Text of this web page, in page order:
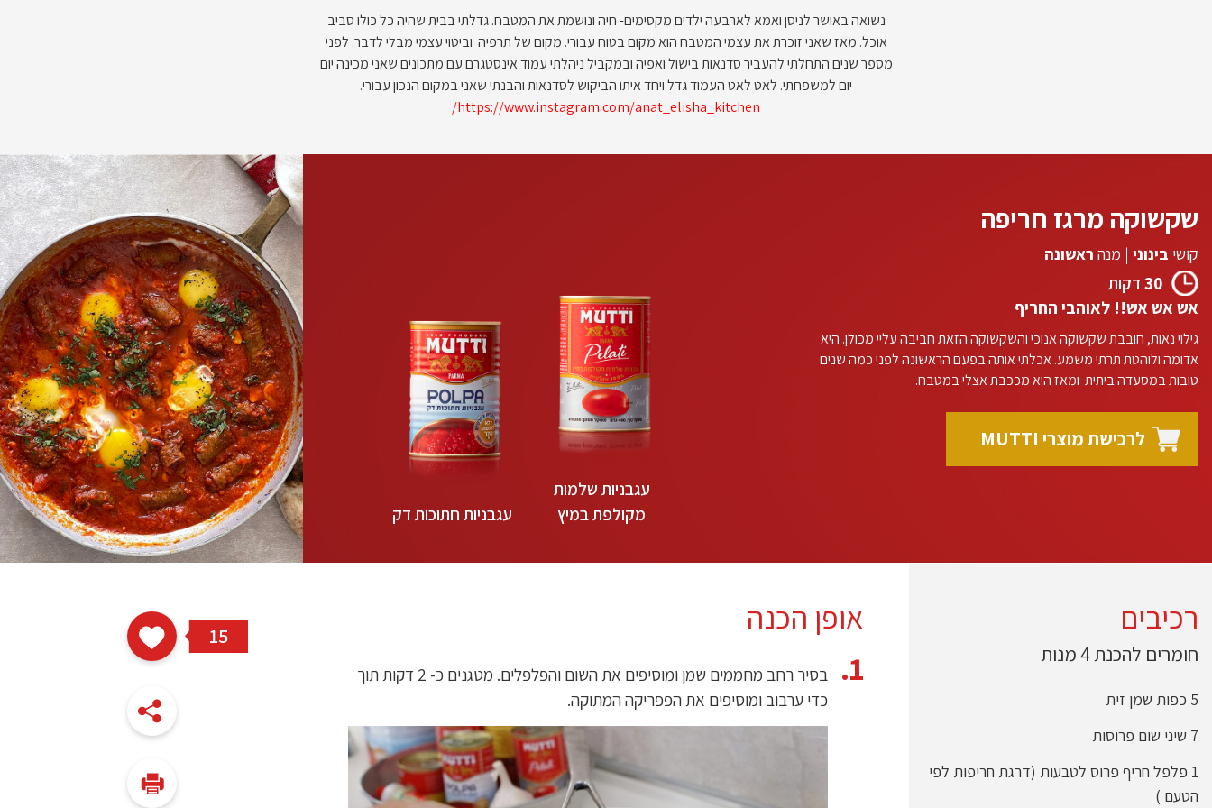
נשואה באושר לניסן ואמא לארבעה ילדים מקסימים- חיה ונושמת את המטבח. גדלתי בבית שהיה כל כולו סביב
אוכל. מאז שאני זוכרת את עצמי המטבח הוא מקום בטוח עבורי. מקום של תרפיה וביטוי עצמי מבלי לדבר. לפני
מספר שנים התחלתי להעביר סדנאות בישול ואפיה ובמקביל ניהלתי עמוד אינסטגרם עם מתכונים שאני מכינה יום
יום למשפחתי. לאט לאט העמוד גדל ויחד איתו הביקוש לסדנאות והבנתי שאני במקום הנכון עבורי.
https://www.instagram.com/anat_elisha_kitchen/
שקשוקה מרגז חריפה
קושי בינוני | מנה ראשונה
30 דקות
אש אש אש!! לאוהבי החריף
גילוי נאות, חובבת שקשוקה אנוכי והשקשוקה הזאת חביבה עליי מכולן. היא
אדומה ולוהטת תרתי משמע. אכלתי אותה בפעם הראשונה לפני כמה שנים
טובות במסעדה ביתית ומאז היא מככבת אצלי במטבח.
לרכישת מוצרי MUTTI
עגבניות שלמות
מקולפת במיץ
עגבניות חתוכות דק
רכיבים
חומרים להכנת 4 מנות
5 כפות שמן זית
7 שיני שום פרוסות
1 פלפל חריף פרוס לטבעות (דרגת חריפות לפי
הטעם )
אופן הכנה
בסיר רחב מחממים שמן ומוסיפים את השום והפלפלים. מטגנים כ- 2 דקות תוך
כדי ערבוב ומוסיפים את הפפריקה המתוקה.
15